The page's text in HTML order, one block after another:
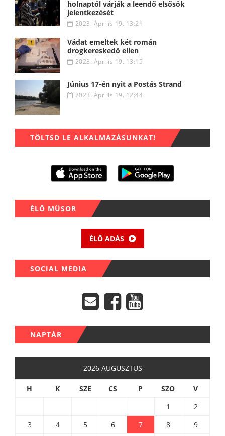
holnaptól várják a leendő elsősök
jelentkezését
2023. Április 19. 13:21
Vádat emeltek két román
drogkereskedő ellen
2023. Április 19. 13:15
Június 17-én nyit a Postás Strand
2023. Április 19. 12:44
TÖLTSD LE ALKALMAZÁSUNKAT!
ÉLŐ MŰSOR
ÉLŐ ADÁS
SOCIAL MEDIA
NAPTÁR
2026 AUGUSZTUS
H K SZE CS P SZO
V
1
2
3
4 5 6 7 8
9